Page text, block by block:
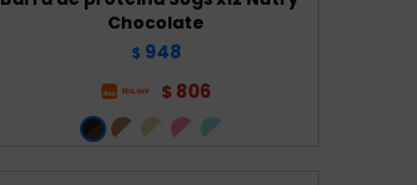
Chocolate
$ 948
$ 806